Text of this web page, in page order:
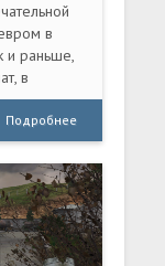
в
и раньше,
в
задачи.
требует
в
игры
Подробнее